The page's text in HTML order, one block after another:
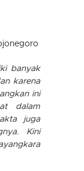
Jepang
dari SMK
ini dan
Jepang.
terori dan
menjadi